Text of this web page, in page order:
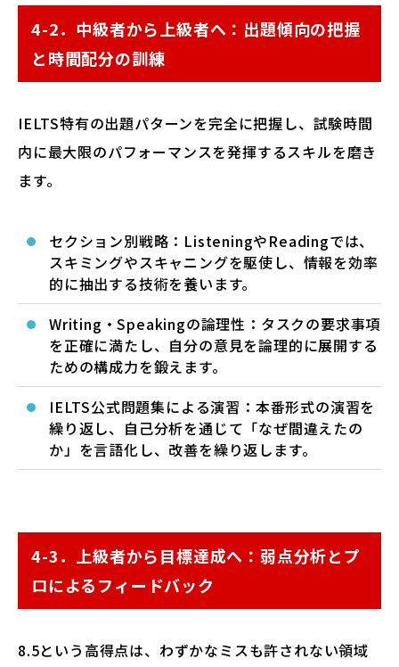
4-2．中級者から上級者へ：出題傾向の把握
と時間配分の訓練
IELTS特有の出題パターンを完全に把握し、試験時間
内に最大限のパフォーマンスを発揮するスキルを磨き
ます。
セクション別戦略：ListeningやReadingでは、
スキミングやスキャニングを駆使し、情報を効率
的に抽出する技術を養います。
Writing・Speakingの論理性：タスクの要求事項
を正確に満たし、自分の意見を論理的に展開する
ための構成力を鍛えます。
IELTS公式問題集による演習：本番形式の演習を
繰り返し、自己分析を通じて「なぜ間違えたの
か」を言語化し、改善を繰り返します。
4-3．上級者から目標達成へ：弱点分析とプ
ロによるフィードバック
8.5という高得点は、わずかなミスも許されない領域